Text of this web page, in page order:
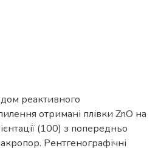
реактивного
отримані плівки ZnO на
(100) з попередньо
Рентгенографічні